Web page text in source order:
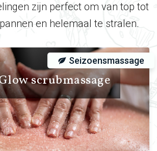
zijn perfect om van top tot
en helemaal te stralen.
scrubmassage
Seizoensmassage